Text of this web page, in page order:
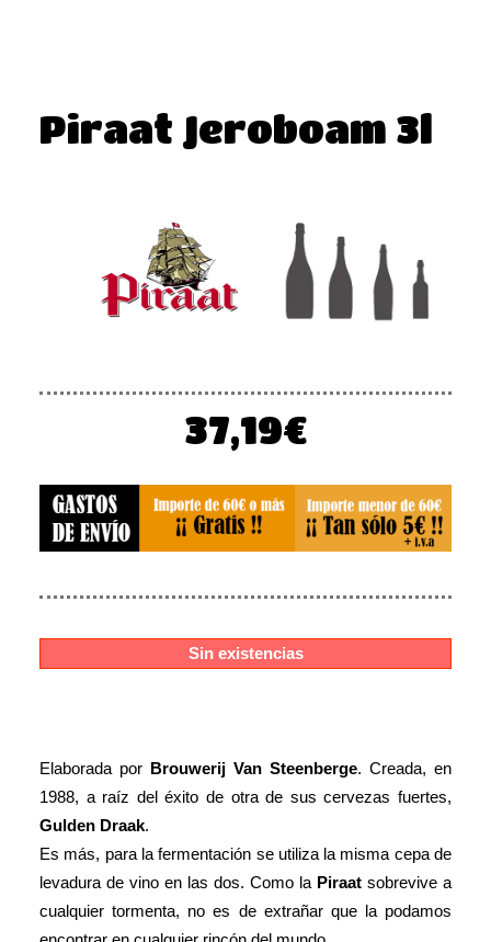
Piraat Jeroboam 3l
37,19€
Sin existencias
Elaborada por Brouwerij Van Steenberge. Creada, en
1988, a raíz del éxito de otra de sus cervezas fuertes,
Gulden Draak.
Es más, para la fermentación se utiliza la misma cepa de
levadura de vino en las dos. Como la Piraat sobrevive a
cualquier tormenta, no es de extrañar que la podamos